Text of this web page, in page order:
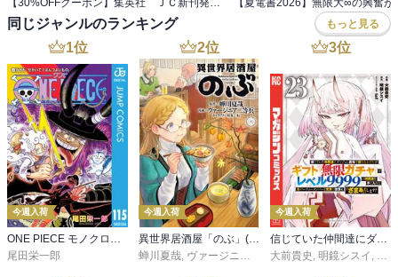
同じジャンルのランキング もっと見る
1位
今週入荷
ONE PIECE モノクロ版 115
尾田栄一郎
2位
今週入荷
異世界居酒屋「のぶ」(22)
蝉川夏哉, ヴァージニア二等兵 ,転
3位
今週入荷
信じていた仲間達にダンジョン奥地で殺されかけたがギフト『無限ガチャ』でレベル９９９９の仲間達を手に入れて元パーティーメンバーと世界に復讐＆『ざまぁ！』します！（２３）
大前貴史 , 明鏡シスイ , ｔ